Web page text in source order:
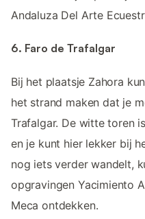
Andaluza Del Arte
6. Faro de Trafalgar
Bij het plaatsje Zahora
het strand maken dat je
Trafalgar. De witte toren
en je kunt hier lekker bij
nog iets verder wandelt,
opgravingen Yacimiento
Meca ontdekken.